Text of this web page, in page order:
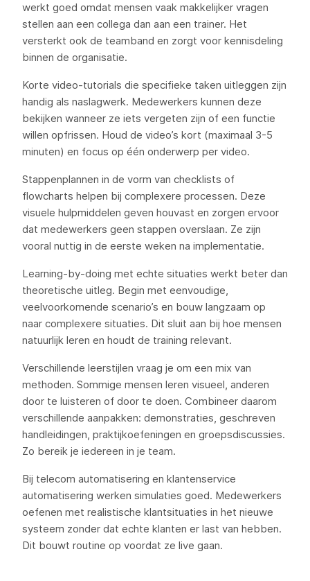
werkt goed omdat mensen vaak makkelijker vragen
stellen aan een collega dan aan een trainer. Het
versterkt ook de teamband en zorgt voor kennisdeling
binnen de organisatie.
Korte video-tutorials die specifieke taken uitleggen zijn
handig als naslagwerk. Medewerkers kunnen deze
bekijken wanneer ze iets vergeten zijn of een functie
willen opfrissen. Houd de video’s kort (maximaal 3-5
minuten) en focus op één onderwerp per video.
Stappenplannen in de vorm van checklists of
flowcharts helpen bij complexere processen. Deze
visuele hulpmiddelen geven houvast en zorgen ervoor
dat medewerkers geen stappen overslaan. Ze zijn
vooral nuttig in de eerste weken na implementatie.
Learning-by-doing met echte situaties werkt beter dan
theoretische uitleg. Begin met eenvoudige,
veelvoorkomende scenario’s en bouw langzaam op
naar complexere situaties. Dit sluit aan bij hoe mensen
natuurlijk leren en houdt de training relevant.
Verschillende leerstijlen vraag je om een mix van
methoden. Sommige mensen leren visueel, anderen
door te luisteren of door te doen. Combineer daarom
verschillende aanpakken: demonstraties, geschreven
handleidingen, praktijkoefeningen en groepsdiscussies.
Zo bereik je iedereen in je team.
Bij telecom automatisering en klantenservice
automatisering werken simulaties goed. Medewerkers
oefenen met realistische klantsituaties in het nieuwe
systeem zonder dat echte klanten er last van hebben.
Dit bouwt routine op voordat ze live gaan.